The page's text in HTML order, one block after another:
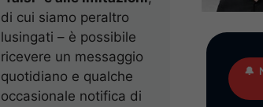
di cui siamo peraltro
lusingati – è possibile
ricevere un messaggio
quotidiano e qualche
occasionale notifica di
🔔